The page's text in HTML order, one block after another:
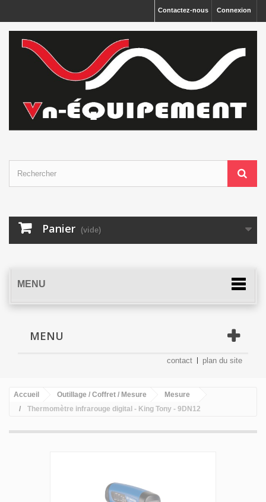
Connexion
Contactez-nous
Panier (vide)
MENU
MENU
contact plan du site
Accueil Outillage / Coffret / Mesure
Mesure
Thermomètre infrarouge digital - King Tony - 9DN12